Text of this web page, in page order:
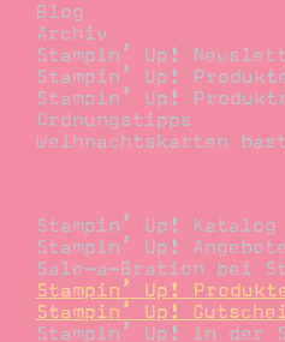
Blog
Archiv
Stampin’ Up!
Stampin’ Up!
Stampin’ Up!
Ordnungstipps
Weihnachtskarten
Stampin’ Up! Katalog
Stampin’ Up! Angebote
Sale-a-Bration bei
Stampin’ Up!
Stampin’ Up!
Stampin’ Up! in der